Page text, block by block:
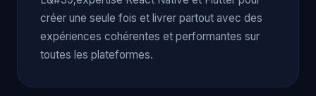
créer une seule fois et livrer partout avec des
expériences cohérentes et performantes sur
toutes les plateformes.